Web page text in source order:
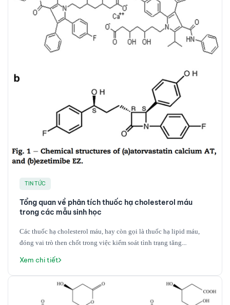
tích, đã có trên 10 năm kinh nghiệm làm việc với các thiết
bị khối phổ, tập trung vào ứng dụng các kỹ thuật khối phổ
trong phân tích các chất chuyển hoá (metabolites) và
protein trong các đối tượng mẫu sinh học,
ORCID: 0000-
0002-0762-3492
cung cấp một cái
phenethylamin, tryptamin và piperazin trong các mẫu sinh học như
máu, huyết tương, huyết thanh và nước tiểu. Các chất này, bao gồm
các chất gây ảo giác cổ điển như LSD và các hợp chất mới nổi như
NBOMe, có các đặc tính hóa lý tương tự, gây nhiều khó khăn cho
việc phân tích.
TIN TỨC
Tổng quan về phân tích thuốc hạ cholesterol máu
trong các mẫu sinh học
Các thuốc hạ cholesterol máu, hay còn gọi là thuốc hạ lipid máu,
đóng vai trò then chốt trong việc kiểm soát tình trạng tăng
chế quá trình tổng hợp cholesterol ở gan (như nhóm statin), giảm
hấp thụ cholesterol ở ruột (như ezetimibe), hoặc tăng đào thải
cholesterol (như các resin gắn acid mật). Nhóm statin, bao gồm
Xem chi tiết